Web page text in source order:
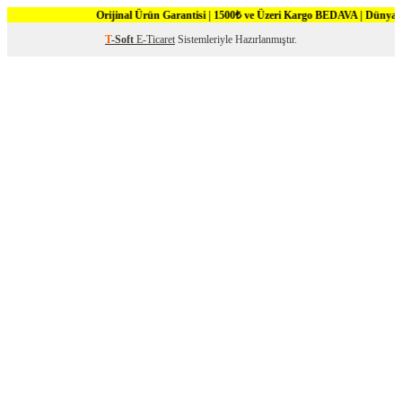
Orijinal Ürün Garantisi | 1500₺ ve Üzeri Kargo BEDAVA |
T-Soft E-Ticaret Sistemleriyle Hazırlanmıştır.